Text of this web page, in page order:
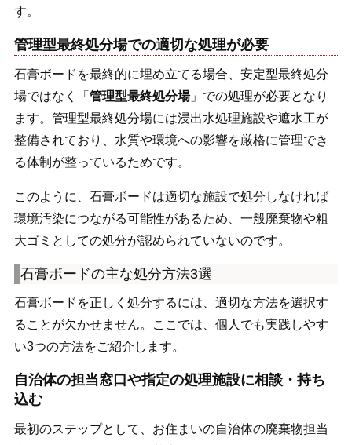
す。
管理型最終処分場での適切な処理が必要
石膏ボードを最終的に埋め立てる場合、安定型最終処分
場ではなく「 管理型最終処分場」での処理が必要となり
ます。管理型最終処分場には浸出水処理施設や遮水工が
整備されており、水質や環境への影響を厳格に管理でき
る体制が整っているためです。
このように、石膏ボードは適切な施設で処分しなければ
環境汚染につながる可能性があるため、一般廃棄物や粗
大ゴミとしての処分が認められていないのです。
石膏ボードの主な処分方法3選
石膏ボードを正しく処分するには、適切な方法を選択す
ることが欠かせません。ここでは、個人でも実践しやす
い3つの方法をご紹介します。
自治体の担当窓口や指定の処理施設に相談・持ち
込む
最初のステップとして、お住まいの自治体の廃棄物担当